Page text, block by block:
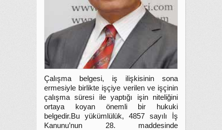
Çalışma belgesi, iş ilişkisinin sona
ermesiyle birlikte işçiye verilen ve işçinin
çalışma süresi ile yaptığı işin niteliğini
ortaya koyan önemli bir hukuki
belgedir.Bu yükümlülük, 4857 sayılı İş
Kanunu’nun 28. maddesinde